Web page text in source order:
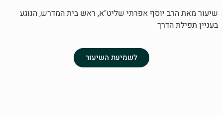
שיעור מאת הרב יוסף אפרתי שליט"א, ראש בית המדרש, הנוגע
בעניין תפילת הדרך
לשמיעת השיעור